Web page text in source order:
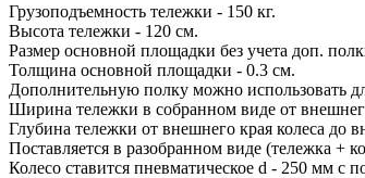
Грузоподъемность тележки - 150 кг.
Высота тележки - 120 см.
Размер основной площадки без учета доп.
Толщина основной площадки - 0.3 см.
Дополнительную полку можно использовать
Ширина тележки в собранном виде от
Глубина тележки от внешнего края колеса до
Поставляется в разобранном виде (тележка +
Колесо ставится пневматическое d - 250 мм с